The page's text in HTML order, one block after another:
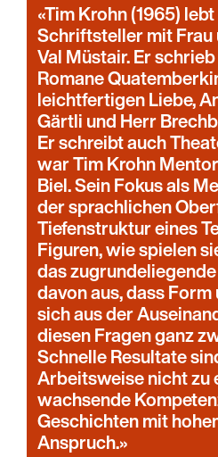
Tim Krohn (1965)
Schriftsteller mit Frau
Val Müstair. Er
Romane
leichtfertigen Liebe,
Gärtli und Herr
Er schreibt auch
war Tim Krohn
Biel. Sein Fokus als
der sprachlichen
Tiefenstruktur eines
Figuren, wie spielen
das
davon aus, dass
sich aus der
diesen Fragen ganz
Schnelle Resultate
Arbeitsweise nicht zu
wachsende
Geschichten mit
Anspruch.